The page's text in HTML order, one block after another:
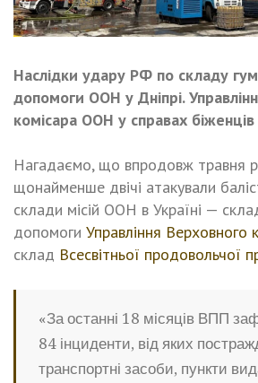
Наслідки удару РФ по складу
допомоги ООН у Дніпрі.
комісара ООН у справах біженців
Нагадаємо, що впродовж травня
щонайменше двічі атакували
склади місій ООН в Україні —
допомоги Управління Верховного
склад Всесвітньої продовольчої
«За останні 18 місяців ВПП
84 інциденти, від яких
транспортні засоби, пункти